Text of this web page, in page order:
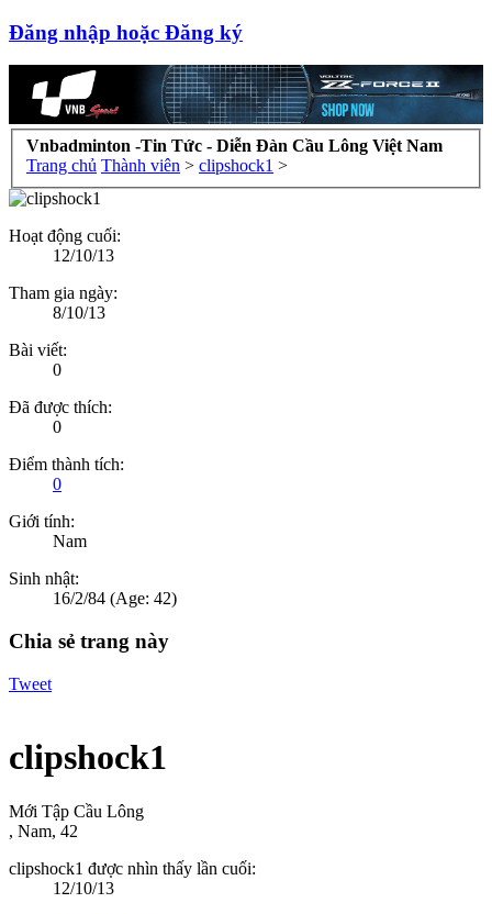
Đăng nhập hoặc Đăng ký
Vnbadminton -Tin Tức - Diễn Đàn Cầu Lông Việt Nam
Trang chủ Thành viên > clipshock1 >
Hoạt động cuối:
12/10/13
Tham gia ngày:
8/10/13
Bài viết:
0
Đã được thích:
0
Điểm thành tích:
0
Giới tính:
Nam
Sinh nhật:
16/2/84 (Age: 42)
Chia sẻ trang này
Tweet
clipshock1
Mới Tập Cầu Lông
, Nam, 42
clipshock1 được nhìn thấy lần cuối:
12/10/13